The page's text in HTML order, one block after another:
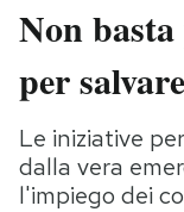
Italia
Politica
Tecnologia
Internet
Scienza
Non
per
Le iniziative
dalla vera
l'impiego dei